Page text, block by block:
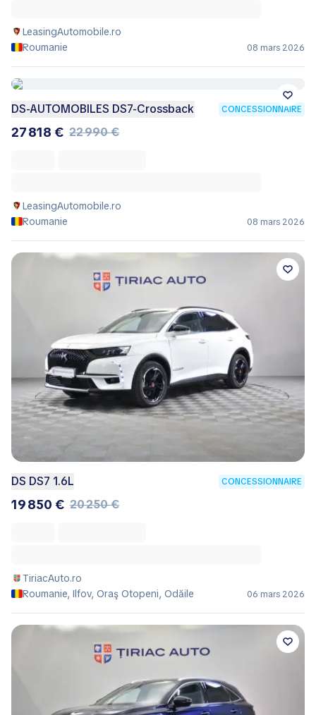
LeasingAutomobile.ro
Roumanie
08 mars 2026
DS-AUTOMOBILES DS7-Crossback CONCESSIONNAIRE
27 818 € 22 990 €
LeasingAutomobile.ro
Roumanie
08 mars 2026
DS DS7 1.6L CONCESSIONNAIRE
19 850 € 20 250 €
TiriacAuto.ro
Roumanie, Ilfov, Oraş Otopeni, Odăile
06 mars 2026